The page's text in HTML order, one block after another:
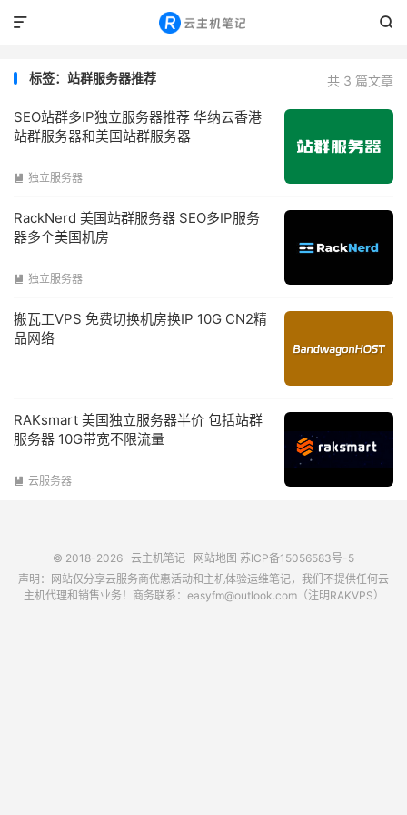


共 3 篇文章
标签：站群服务器推荐
SEO站群多IP独立服务器推荐 华纳云香港
站群服务器和美国站群服务器
 独立服务器
RackNerd 美国站群服务器 SEO多IP服务
器多个美国机房
 独立服务器
搬瓦工VPS 免费切换机房换IP 10G CN2精
品网络
RAKsmart 美国独立服务器半价 包括站群
服务器 10G带宽不限流量
 云服务器
© 2018-2026 云主机笔记 网站地图 苏ICP备15056583号-5
声明：网站仅分享云服务商优惠活动和主机体验运维笔记，我们不提供任何云
主机代理和销售业务！商务联系：easyfm@outlook.com（注明RAKVPS）